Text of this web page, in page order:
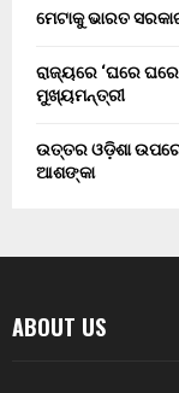
ମେଟାକୁ ଭାରତ
ରାଜ୍ୟରେ ‘ଘରେ
ମୁଖ୍ୟମନ୍ତ୍ରୀ
ଉତ୍ତର ଓଡ଼ିଶା
ଆଶଙ୍କା
ABOUT US